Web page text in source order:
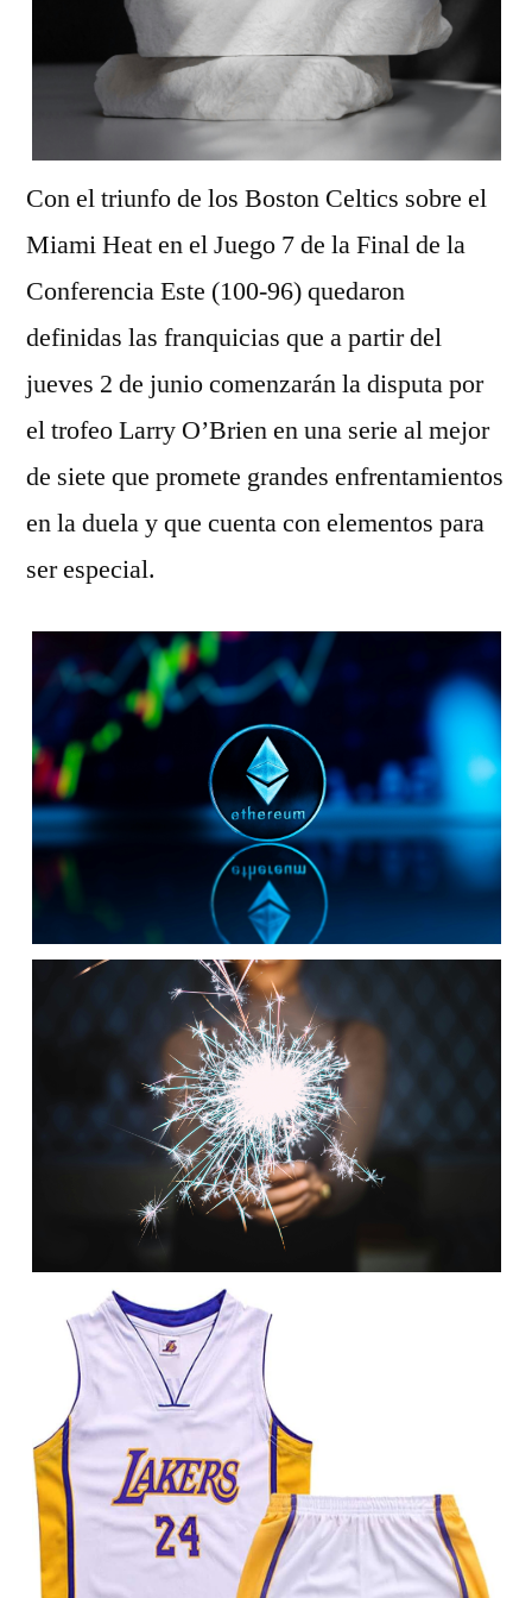
Con el triunfo de los Boston Celtics sobre el
Miami Heat en el Juego 7 de la Final de la
Conferencia Este (100-96) quedaron
definidas las franquicias que a partir del
jueves 2 de junio comenzarán la disputa por
el trofeo Larry O’Brien en una serie al mejor
de siete que promete grandes enfrentamientos
en la duela y que cuenta con elementos para
ser especial.